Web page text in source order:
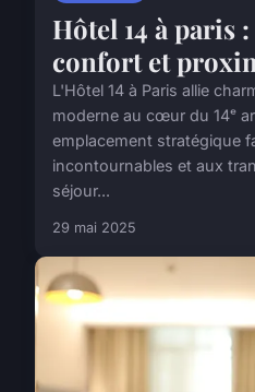
Hôtel 14 à paris
confort et
L'Hôtel 14 à Paris allie
moderne au cœur du 14ᵉ
emplacement stratégique
incontournables et aux
séjour...
29 mai 2025